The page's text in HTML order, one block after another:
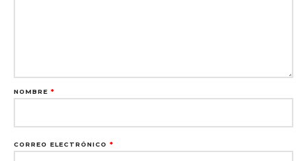
NOMBRE *
CORREO ELECTRÓNICO *